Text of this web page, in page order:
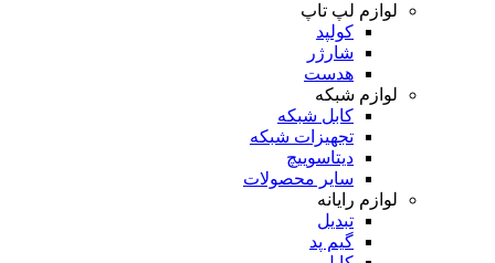
لوازم لپ تاپ
کولپد
شارژر
هدست
لوازم شبکه
کابل شبکه
تجهیزات شبکه
دیتاسوییچ
سایر محصولات
لوازم رایانه
تبدیل
گیم پد